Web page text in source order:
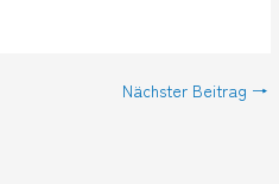
Nächster Beitrag →